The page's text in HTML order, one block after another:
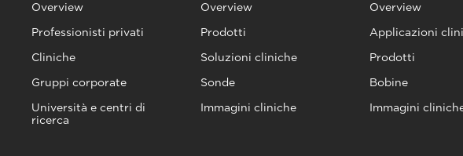
Overview
Professionisti privati
Cliniche
Gruppi corporate
Università e centri di
ricerca
Overview
Prodotti
Soluzioni cliniche
Sonde
Immagini cliniche
Overview
Applicazioni
Prodotti
Bobine
Immagini